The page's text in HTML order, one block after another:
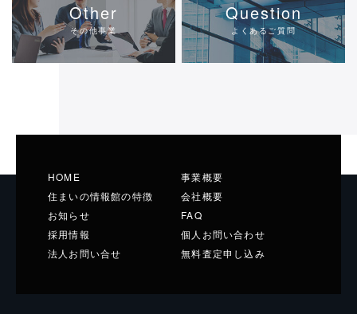
その他事業
Other
よくあるご質問
Question
HOME
事業概要
住まいの情報館の特徴
会社概要
お知らせ
FAQ
採用情報
個人お問い合わせ
法人お問い合せ
無料査定申し込み